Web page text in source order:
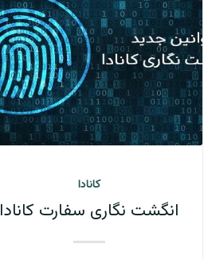
کانادا
انگشت نگاری سفارت کانادا